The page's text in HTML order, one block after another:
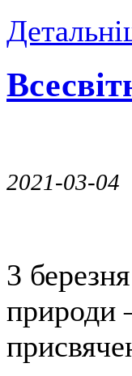
2021-03-04
3
природи